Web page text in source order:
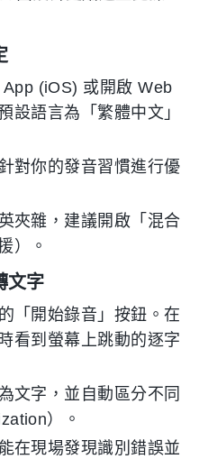
App (iOS) 或開啟 Web
設語言為「繁體中文」
對你的發音習慣進行優
夾雜，建議開啟「混合
）。
文字
「開始錄音」按鈕。在
看到螢幕上跳動的逐字
文字，並自動區分不同
）。
在現場發現識別錯誤並